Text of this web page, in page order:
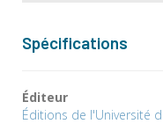
Spécifications
Éditeur
Éditions de l'Université